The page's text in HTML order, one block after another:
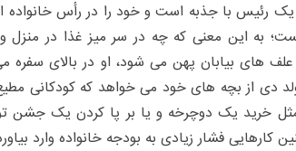
یک رئیس با جذبه است و خود را در رأس
به این معنی که چه در سر میز غذا در
های بیابان پهن می شود،‌ او در بالای سفره
دی از بچه های خود می خواهد که کودکانی مطیع
خرید یک دوچرخه و یا بر پا کردن یک جشن
کارهایی فشار زیادی به بودجه خانواده وارد